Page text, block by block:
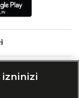
izninizi